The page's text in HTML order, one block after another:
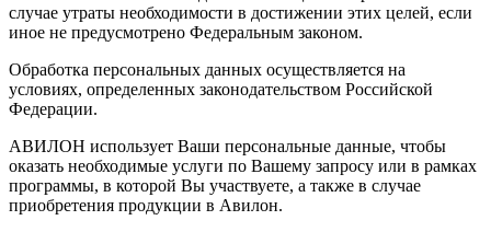
случае утраты необходимости в достижении этих целей, если
иное не предусмотрено Федеральным законом.
Обработка персональных данных осуществляется на
условиях, определенных законодательством Российской
Федерации.
АВИЛОН использует Ваши персональные данные, чтобы
оказать необходимые услуги по Вашему запросу или в рамках
программы, в которой Вы участвуете, а также в случае
приобретения продукции в Авилон.